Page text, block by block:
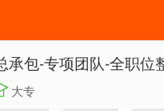
承包-专项团队-全职位
大专